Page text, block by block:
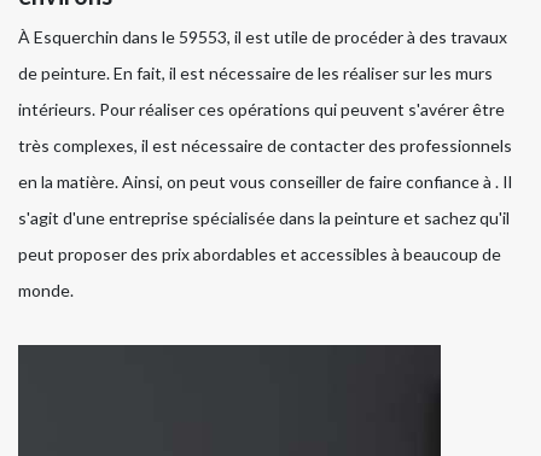
À Esquerchin dans le 59553, il est utile de procéder à des travaux
de peinture. En fait, il est nécessaire de les réaliser sur les murs
intérieurs. Pour réaliser ces opérations qui peuvent s'avérer être
très complexes, il est nécessaire de contacter des professionnels
en la matière. Ainsi, on peut vous conseiller de faire confiance à . Il
s'agit d'une entreprise spécialisée dans la peinture et sachez qu'il
peut proposer des prix abordables et accessibles à beaucoup de
monde.